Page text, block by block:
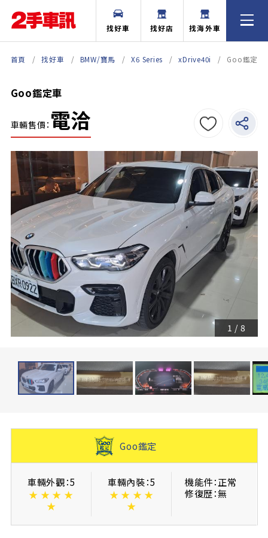
找好車 找好店 找海外車
首頁 找好車 BMW/寶馬 X6 Series xDrive40i Goo鑑定車
Goo鑑定車
車輛售價： 電洽
1 / 8
Goo鑑定
車輛外觀：5
★ ★ ★ ★
★
車輛內裝：5
★ ★ ★ ★
★
機能件：正常
修復歴：無